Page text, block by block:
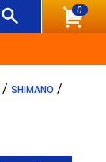
0
/ SHIMANO /